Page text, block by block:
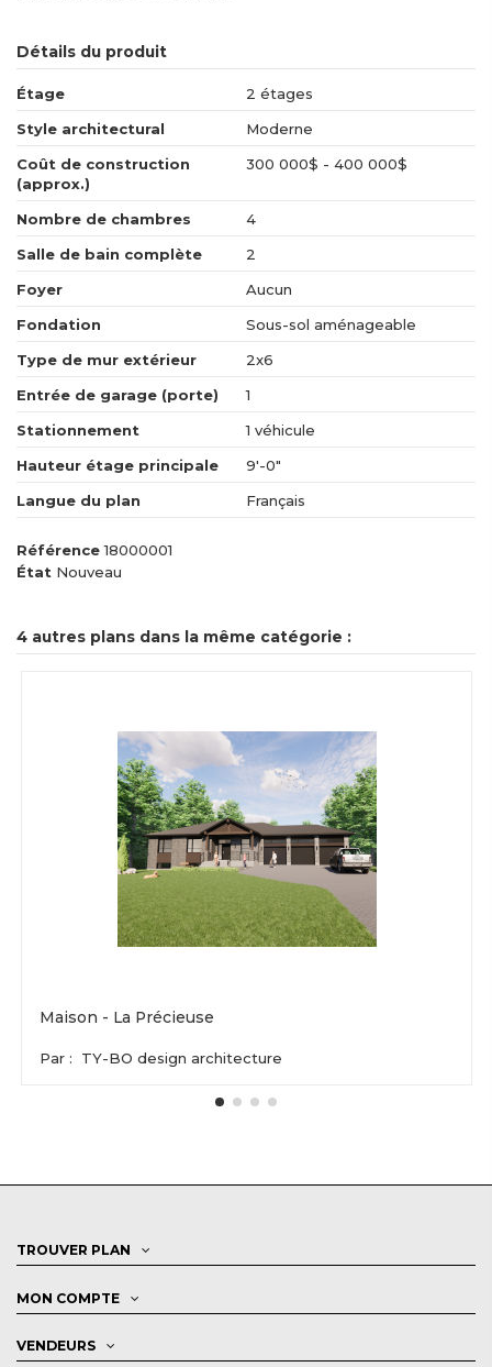
Détails du produit
Étage
2 étages
Style architectural
Moderne
Coût de construction
(approx.)
300 000$ - 400 000$
Nombre de chambres
4
Salle de bain complète
2
Foyer
Aucun
Fondation
Sous-sol aménageable
Type de mur extérieur
2x6
Entrée de garage (porte)
1
Stationnement
1 véhicule
Hauteur étage principale
9'-0"
Langue du plan
Français
Référence 18000001
État Nouveau
4 autres plans dans la même catégorie :
Maison - La Précieuse
Par : TY-BO design architecture
TROUVER PLAN
MON COMPTE
VENDEURS